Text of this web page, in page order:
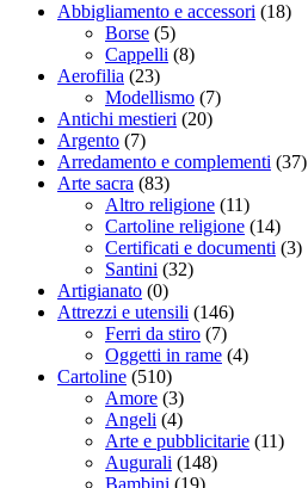
Abbigliamento e accessori (18)
Borse (5)
Cappelli (8)
Aerofilia (23)
Modellismo (7)
Antichi mestieri (20)
Argento (7)
Arredamento e complementi (37)
Arte sacra (83)
Altro religione (11)
Cartoline religione (14)
Certificati e documenti (3)
Santini (32)
Artigianato (0)
Attrezzi e utensili (146)
Ferri da stiro (7)
Oggetti in rame (4)
Cartoline (510)
Amore (3)
Angeli (4)
Arte e pubblicitarie (11)
Augurali (148)